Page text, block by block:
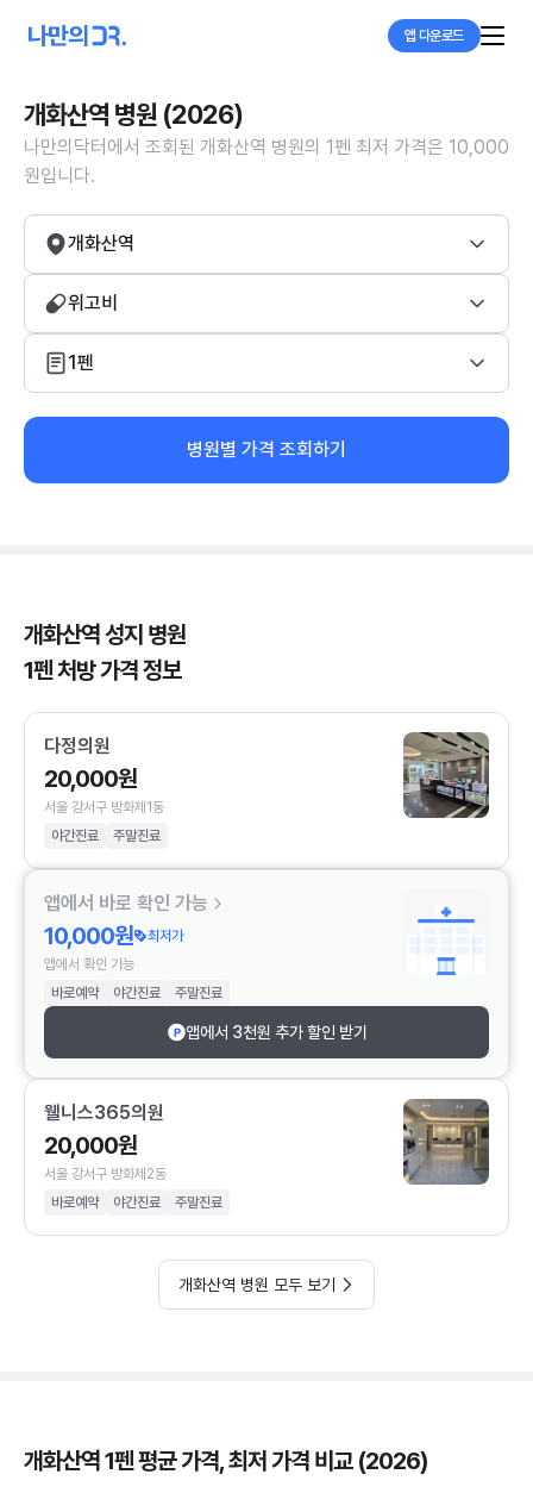
앱 다운로드
개화산역 병원 (2026)
나만의닥터에서 조회된 개화산역 병원의 1펜 최저 가격은 10,000
원입니다.
개화산역
위고비
1펜
병원별 가격 조회하기
개화산역 성지 병원
1펜 처방 가격 정보
다정의원
20,000원
서울 강서구 방화제1동
야간진료
주말진료
앱에서 바로 확인 가능
10,000원
최저가
앱에서 확인 가능
바로예약
야간진료 주말진료
앱에서 3천원 추가 할인 받기
웰니스365의원
20,000원
서울 강서구 방화제2동
바로예약
야간진료 주말진료
개화산역 병원 모두 보기
개화산역 1펜 평균 가격, 최저 가격 비교 (2026)